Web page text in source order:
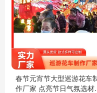
春节元宵节大型巡游花车
作厂家 点亮节日气氛选材